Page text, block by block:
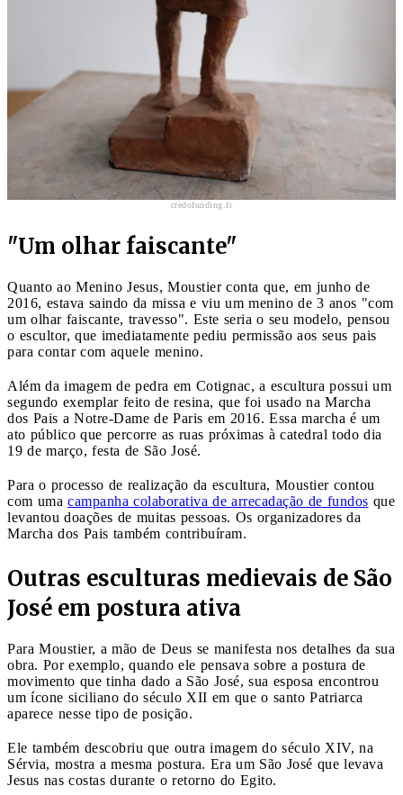
credofunding.fr
"Um olhar faiscante"
Quanto ao Menino Jesus, Moustier conta que, em junho de
2016, estava saindo da missa e viu um menino de 3 anos "com
um olhar faiscante, travesso". Este seria o seu modelo, pensou
o escultor, que imediatamente pediu permissão aos seus pais
para contar com aquele menino.
Além da imagem de pedra em Cotignac, a escultura possui um
segundo exemplar feito de resina, que foi usado na Marcha
dos Pais a Notre-Dame de Paris em 2016. Essa marcha é um
ato público que percorre as ruas próximas à catedral todo dia
19 de março, festa de São José.
Para o processo de realização da escultura, Moustier contou
com uma campanha colaborativa de arrecadação de fundos que
levantou doações de muitas pessoas. Os organizadores da
Marcha dos Pais também contribuíram.
Outras esculturas medievais de São
José em postura ativa
Para Moustier, a mão de Deus se manifesta nos detalhes da sua
obra. Por exemplo, quando ele pensava sobre a postura de
movimento que tinha dado a São José, sua esposa encontrou
um ícone siciliano do século XII em que o santo Patriarca
aparece nesse tipo de posição.
Ele também descobriu que outra imagem do século XIV, na
Sérvia, mostra a mesma postura. Era um São José que levava
Jesus nas costas durante o retorno do Egito.